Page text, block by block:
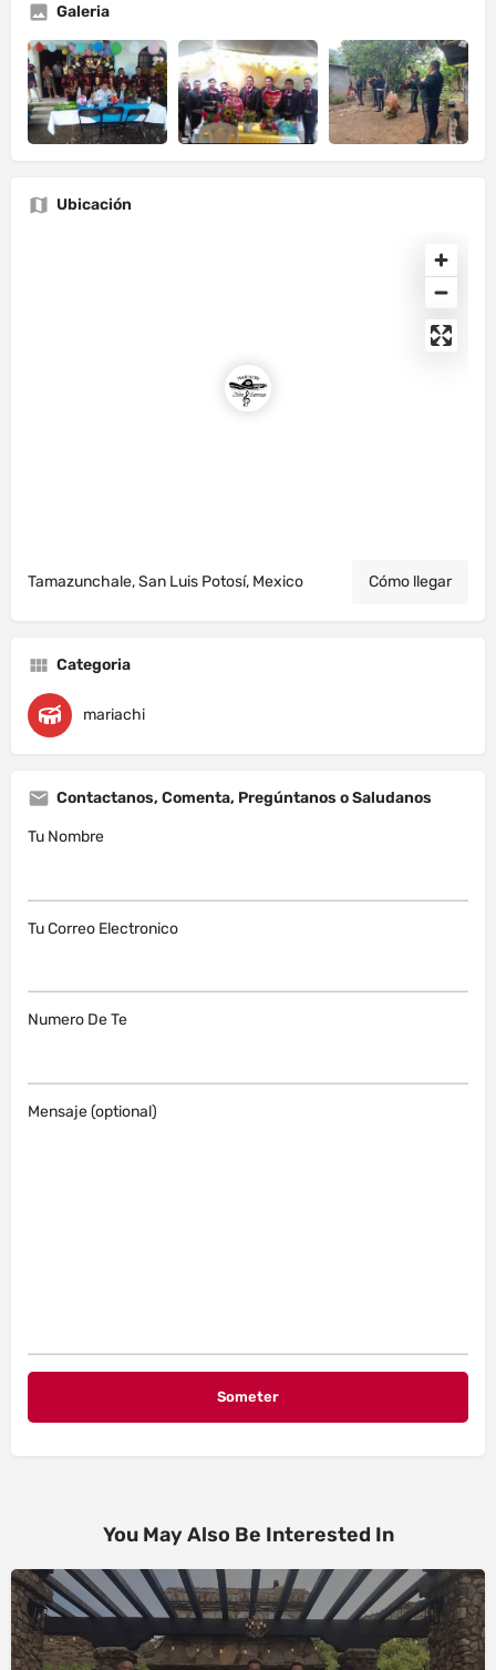
Galeria
Ubicación
Tamazunchale, San Luis Potosí, Mexico Cómo llegar
Categoria
mariachi
Contactanos, Comenta, Pregúntanos o Saludanos
Tu Nombre
Tu Correo Electronico
Numero De Te
Mensaje (optional)
You May Also Be Interested In